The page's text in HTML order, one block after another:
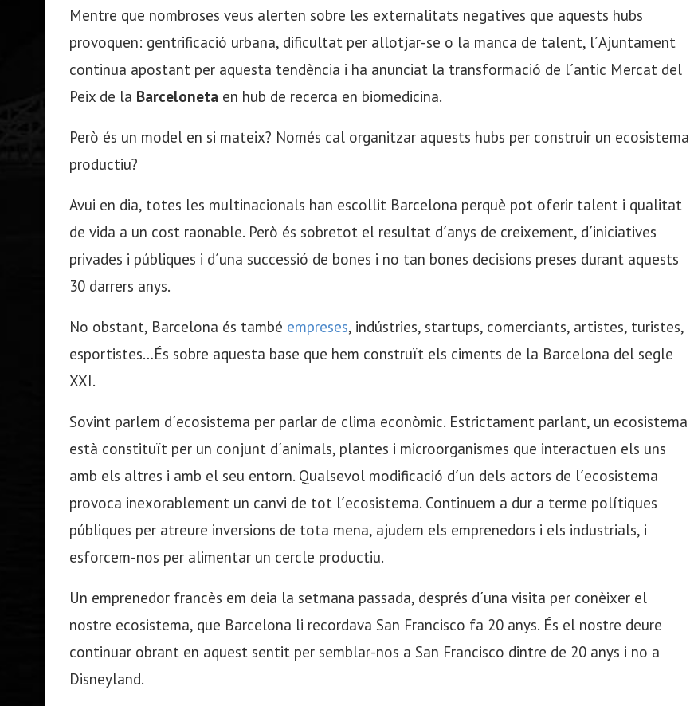
Mentre que nombroses veus alerten sobre les externalitats negatives que aquests hubs
provoquen: gentrificació urbana, dificultat per allotjar-se o la manca de talent, l´Ajuntament
continua apostant per aquesta tendència i ha anunciat la transformació de l´antic Mercat del
Peix de la Barceloneta en hub de recerca en biomedicina.
Però és un model en si mateix? Només cal organitzar aquests hubs per construir un ecosistema
productiu?
Avui en dia, totes les multinacionals han escollit Barcelona perquè pot oferir talent i qualitat
de vida a un cost raonable. Però és sobretot el resultat d´anys de creixement, d´iniciatives
privades i públiques i d´una successió de bones i no tan bones decisions preses durant aquests
30 darrers anys.
No obstant, Barcelona és també empreses, indústries, startups, comerciants, artistes, turistes,
esportistes…És sobre aquesta base que hem construït els ciments de la Barcelona del segle
XXI.
Sovint parlem d´ecosistema per parlar de clima econòmic. Estrictament parlant, un ecosistema
està constituït per un conjunt d´animals, plantes i microorganismes que interactuen els uns
amb els altres i amb el seu entorn. Qualsevol modificació d´un dels actors de l´ecosistema
provoca inexorablement un canvi de tot l´ecosistema. Continuem a dur a terme polítiques
públiques per atreure inversions de tota mena, ajudem els emprenedors i els industrials, i
esforcem-nos per alimentar un cercle productiu.
Un emprenedor francès em deia la setmana passada, després d´una visita per conèixer el
nostre ecosistema, que Barcelona li recordava San Francisco fa 20 anys. És el nostre deure
continuar obrant en aquest sentit per semblar-nos a San Francisco dintre de 20 anys i no a
Disneyland.